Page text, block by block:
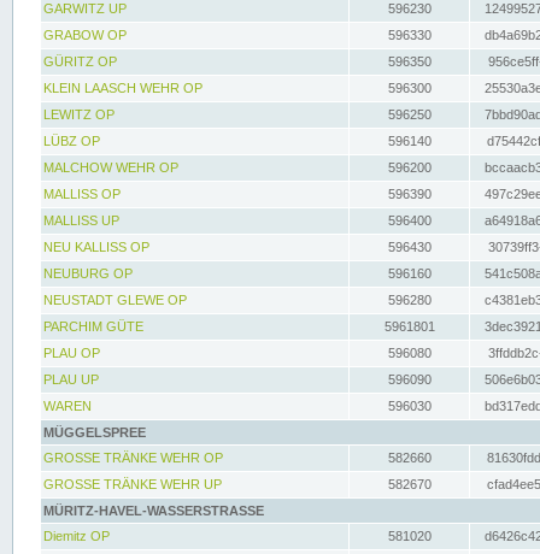
GARWITZ UP
596230
GRABOW OP
596330
GÜRITZ OP
596350
KLEIN LAASCH WEHR OP
596300
LEWITZ OP
596250
LÜBZ OP
596140
MALCHOW WEHR OP
596200
MALLISS OP
596390
MALLISS UP
596400
NEU KALLISS OP
596430
NEUBURG OP
596160
NEUSTADT GLEWE OP
596280
PARCHIM GÜTE
5961801
PLAU OP
596080
PLAU UP
596090
WAREN
596030
MÜGGELSPREE
GROSSE TRÄNKE WEHR OP
582660
GROSSE TRÄNKE WEHR UP
582670
MÜRITZ-HAVEL-WASSERSTRASSE
Diemitz OP
581020